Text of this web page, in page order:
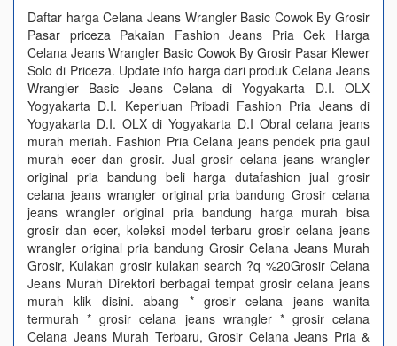
Daftar harga Celana Jeans Wrangler Basic Cowok By Grosir
Pasar priceza Pakaian Fashion Jeans Pria Cek Harga
Celana Jeans Wrangler Basic Cowok By Grosir Pasar Klewer
Solo di Priceza. Update info harga dari produk Celana Jeans
Wrangler Basic Jeans Celana di Yogyakarta D.I. OLX
Yogyakarta D.I. Keperluan Pribadi Fashion Pria Jeans di
Yogyakarta D.I. OLX di Yogyakarta D.I Obral celana jeans
murah meriah. Fashion Pria Celana jeans pendek pria gaul
murah ecer dan grosir. Jual grosir celana jeans wrangler
original pria bandung beli harga dutafashion jual grosir
celana jeans wrangler original pria bandung Grosir celana
jeans wrangler original pria bandung harga murah bisa
grosir dan ecer, koleksi model terbaru grosir celana jeans
wrangler original pria bandung Grosir Celana Jeans Murah
Grosir, Kulakan grosir kulakan search ?q %20Grosir Celana
Jeans Murah Direktori berbagai tempat grosir celana jeans
murah klik disini. abang * grosir celana jeans wanita
termurah * grosir celana jeans wrangler * grosir celana
Celana Jeans Murah Terbaru, Grosir Celana Jeans Pria &